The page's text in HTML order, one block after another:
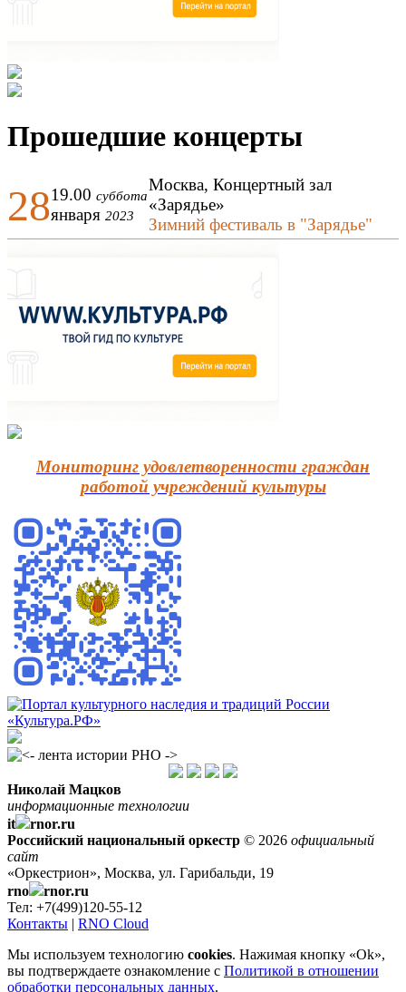
Прошедшие концерты
2819.00 суббота
января 2023
Москва, Концертный зал
«Зарядье»
Зимний фестиваль в "Зарядье"
Мониторинг удовлетворенности граждан
работой учреждений культуры
Николай Мацков
информационные технологии
it
rnor.ru
Российский национальный оркестр © 2026 официальный
сайт
«Оркестрион», Москва, ул. Гарибальди, 19
rno
rnor.ru
Тел: +7(499)120-55-12
Контакты | RNO Cloud
Мы используем технологию cookies. Нажимая кнопку «Ok»,
вы подтверждаете ознакомление с Политикой в отношении
обработки персональных данных.